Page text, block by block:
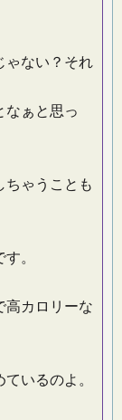
ゃない？それ
なぁと思っ
ちゃうことも
。
高カロリーな
いるのよ。